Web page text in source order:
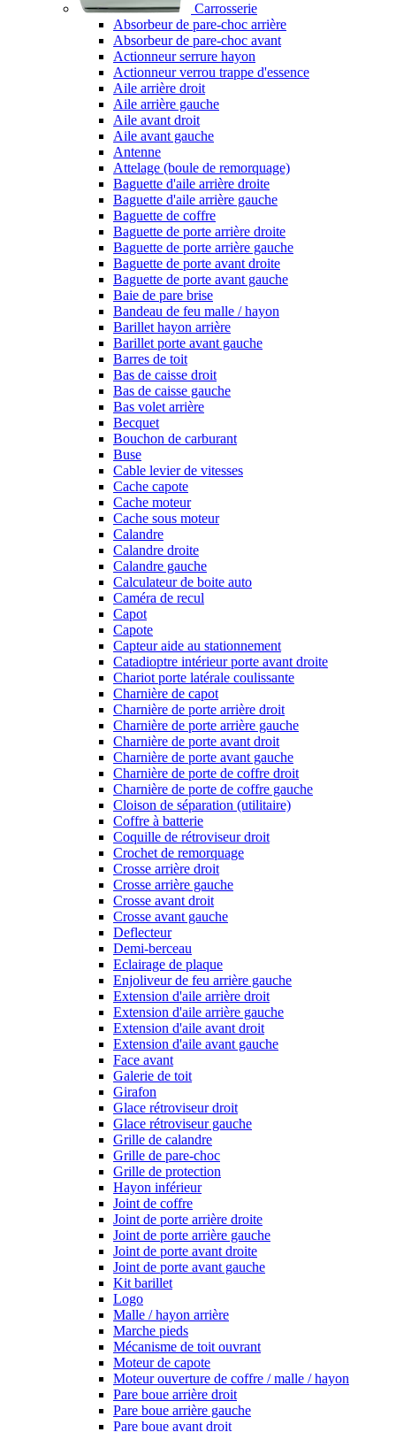
Carrosserie
Absorbeur de pare-choc arrière
Absorbeur de pare-choc avant
Actionneur serrure hayon
Actionneur verrou trappe d'essence
Aile arrière droit
Aile arrière gauche
Aile avant droit
Aile avant gauche
Antenne
Attelage (boule de remorquage)
Baguette d'aile arrière droite
Baguette d'aile arrière gauche
Baguette de coffre
Baguette de porte arrière droite
Baguette de porte arrière gauche
Baguette de porte avant droite
Baguette de porte avant gauche
Baie de pare brise
Bandeau de feu malle / hayon
Barillet hayon arrière
Barillet porte avant gauche
Barres de toit
Bas de caisse droit
Bas de caisse gauche
Bas volet arrière
Becquet
Bouchon de carburant
Buse
Cable levier de vitesses
Cache capote
Cache moteur
Cache sous moteur
Calandre
Calandre droite
Calandre gauche
Calculateur de boite auto
Caméra de recul
Capot
Capote
Capteur aide au stationnement
Catadioptre intérieur porte avant droite
Chariot porte latérale coulissante
Charnière de capot
Charnière de porte arrière droit
Charnière de porte arrière gauche
Charnière de porte avant droit
Charnière de porte avant gauche
Charnière de porte de coffre droit
Charnière de porte de coffre gauche
Cloison de séparation (utilitaire)
Coffre à batterie
Coquille de rétroviseur droit
Crochet de remorquage
Crosse arrière droit
Crosse arrière gauche
Crosse avant droit
Crosse avant gauche
Deflecteur
Demi-berceau
Eclairage de plaque
Enjoliveur de feu arrière gauche
Extension d'aile arrière droit
Extension d'aile arrière gauche
Extension d'aile avant droit
Extension d'aile avant gauche
Face avant
Galerie de toit
Girafon
Glace rétroviseur droit
Glace rétroviseur gauche
Grille de calandre
Grille de pare-choc
Grille de protection
Hayon inférieur
Joint de coffre
Joint de porte arrière droite
Joint de porte arrière gauche
Joint de porte avant droite
Joint de porte avant gauche
Kit barillet
Logo
Malle / hayon arrière
Marche pieds
Mécanisme de toit ouvrant
Moteur de capote
Moteur ouverture de coffre / malle / hayon
Pare boue arrière droit
Pare boue arrière gauche
Pare boue avant droit